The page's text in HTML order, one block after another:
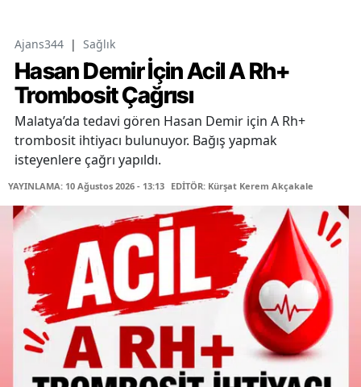
Ajans344 | Sağlık
Hasan Demir İçin Acil A Rh+
Trombosit Çağrısı
Malatya’da tedavi gören Hasan Demir için A Rh+
trombosit ihtiyacı bulunuyor. Bağış yapmak
isteyenlere çağrı yapıldı.
YAYINLAMA: 10 Ağustos 2026 - 13:13 EDİTÖR: Kürşat Kerem Akçakale